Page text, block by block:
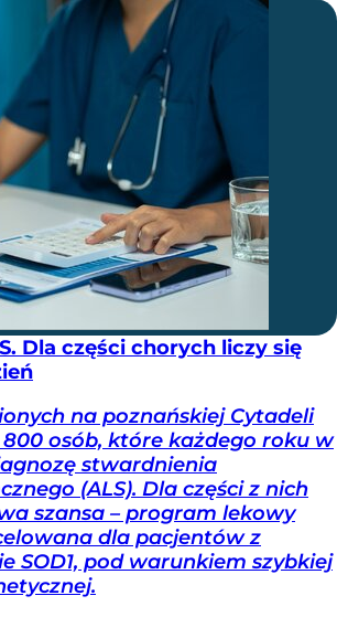
Dla części chorych liczy się
na poznańskiej Cytadeli
osób, które każdego roku w
stwardnienia
(ALS). Dla części z nich
szansa – program lekowy
dla pacjentów z
SOD1, pod warunkiem szybkiej